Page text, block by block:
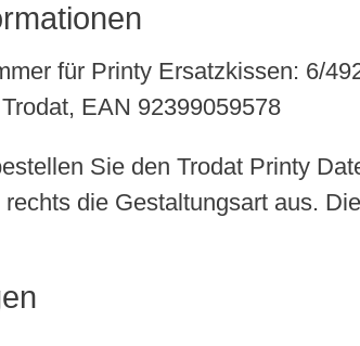
für Printy Ersatzkissen: 6/
EAN 92399059578
Sie den Trodat Printy
die Gestaltungsart aus.